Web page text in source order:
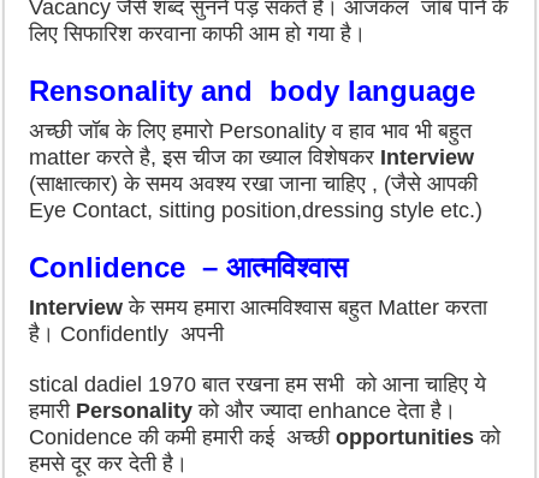
Vacancy जैसे शब्द सुनने पड़ सकते है। आजकल जॉब पाने के
लिए सिफारिश करवाना काफी आम हो गया है।
Rensonality and body language
अच्छी जॉब के लिए हमारो Personality व हाव भाव भी बहुत
matter करते है, इस चीजका ख्याल विशेषकर Interview
(साक्षात्कार) के समयअवश्य रखा जाना चाहिए , (जैसे आपकी
Eye Contact, sitting position,dressing style etc.)
Conlidence – आत्मविश्वास
Interview के समय हमाराआत्मविश्वासबहुत Matter करता
है। Confidentlyअपनी
stical dadiel 1970 बात रखना हम सभी को आना चाहिएये
हमारी Personality को और ज्यादा enhance देता है।
Conidence की कमी हमारी कईअच्छीopportunities को
हमसे दूर कर देती है।